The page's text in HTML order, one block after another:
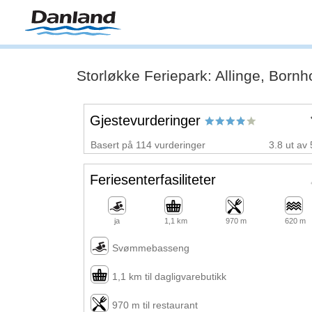
Storløkke Feriepark: Allinge,
Gjestevurderinger
Basert på 114 vurderinger 3.8 ut av
Feriesenterfasiliteter
ja 1,1 km 970 m 620 m
Svømmebasseng
1,1 km til dagligvarebutikk
970 m til restaurant